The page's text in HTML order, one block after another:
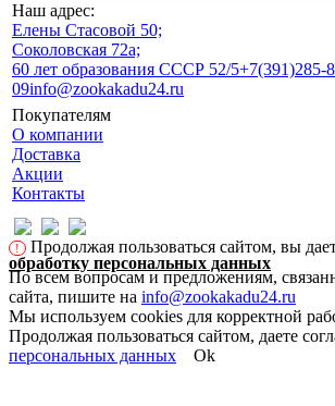
Наш адрес:
Eлены Стасовой 50;
Соколовская 72а;
60 лет образования СССР 52/5+7(391)285-
09info@zookakadu24.ru
Покупателям
О компании
Доставка
Акции
Контакты
!
Продолжая пользоваться сайтом, вы
обработку персональных данных
По всем вопросам и предложениям,
сайта, пишите на info@zookakadu24.ru
Мы используем cookies для корректной
Продолжая пользоваться сайтом, даете
персональных данных
Ok